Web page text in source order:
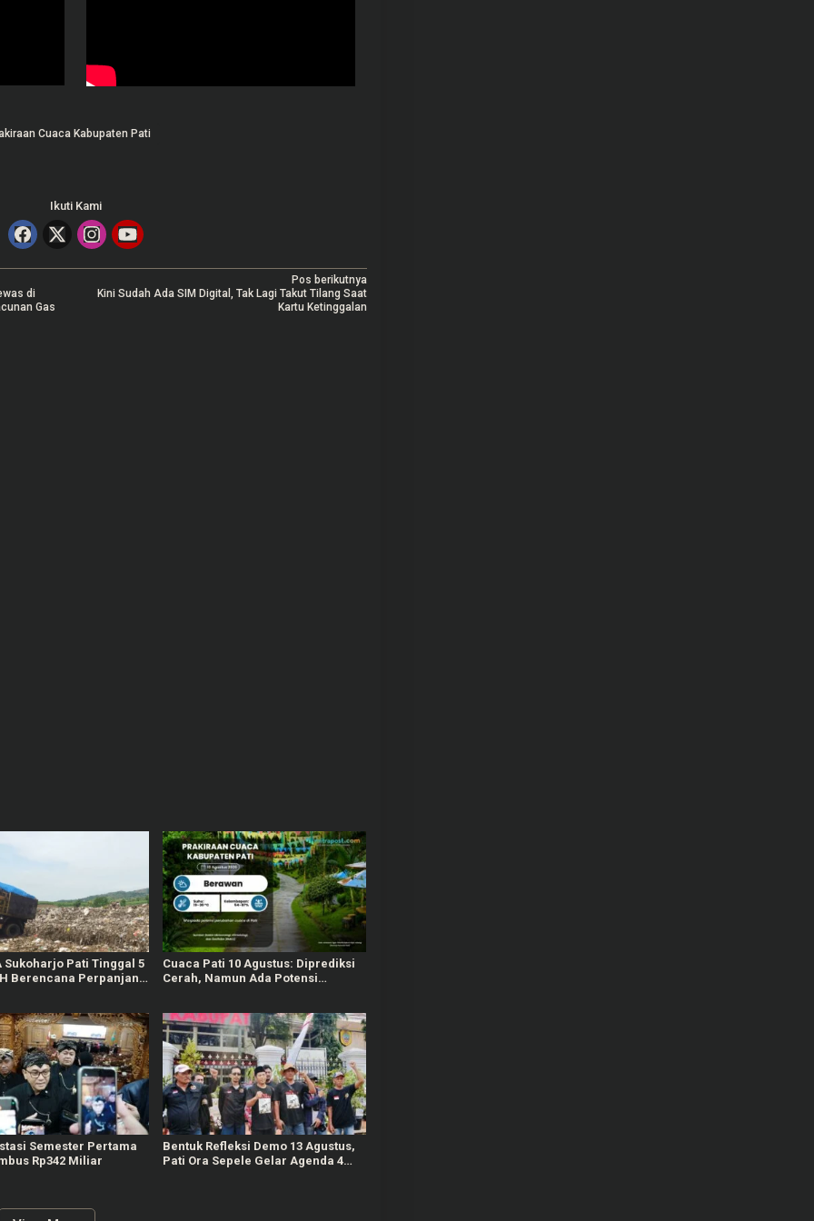
Cuaca Kabupaten Pati
Ikuti Kami
di
Gas
Pos berikutnya
Kini Sudah Ada SIM Digital, Tak Lagi Takut Tilang Saat
Kartu Ketinggalan
Sukoharjo Pati Tinggal 5
Berencana Perpanjang
Cuaca Pati 10 Agustus: Diprediksi
Cerah, Namun Ada Potensi
Semester Pertama
Rp342 Miliar
Bentuk Refleksi Demo 13 Agustus,
Pati Ora Sepele Gelar Agenda 4